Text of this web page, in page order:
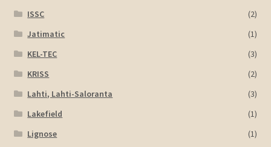
ISSC
(2)
Jatimatic
(1)
KEL-TEC
(3)
KRISS
(2)
Lahti, Lahti-Saloranta
(3)
Lakefield
(1)
Lignose
(1)